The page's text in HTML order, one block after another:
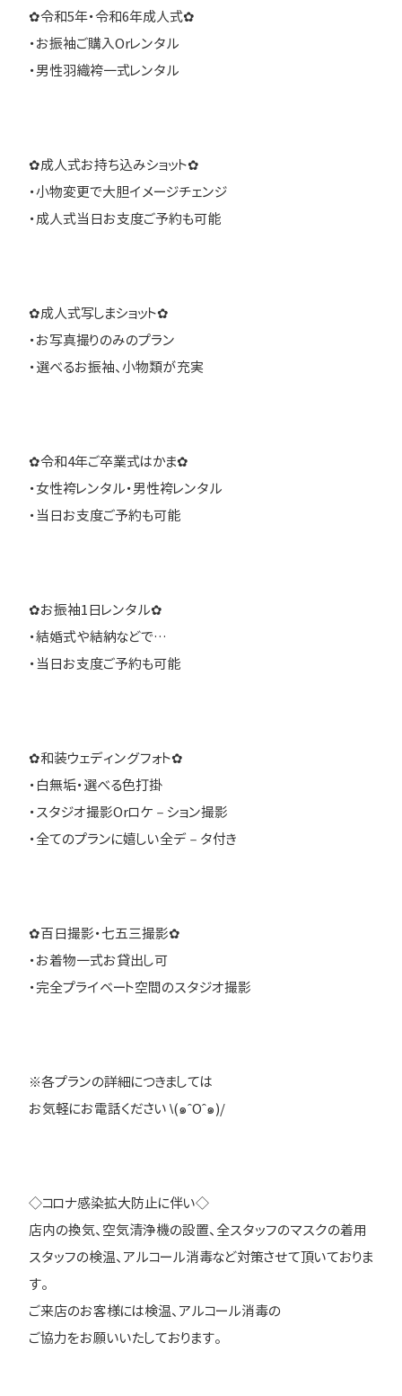
✿令和5年・令和6年成人式✿
・お振袖ご購入Orレンタル
・男性羽織袴一式レンタル
✿成人式お持ち込みショット✿
・小物変更で大胆イメージチェンジ
・成人式当日お支度ご予約も可能
✿成人式写しまショット✿
・お写真撮りのみのプラン
・選べるお振袖、小物類が充実
✿令和4年ご卒業式はかま✿
・女性袴レンタル・男性袴レンタル
・当日お支度ご予約も可能
✿お振袖1日レンタル✿
・結婚式や結納などで…
・当日お支度ご予約も可能
✿和装ウェディングフォト✿
・白無垢・選べる色打掛
・スタジオ撮影Orロケ－ション撮影
・全てのプランに嬉しい全デ－タ付き
✿百日撮影・七五三撮影✿
・お着物一式お貸出し可
・完全プライベート空間のスタジオ撮影
※各プランの詳細につきましては
お気軽にお電話ください \(๑ˆOˆ๑)/
◇コロナ感染拡大防止に伴い◇
店内の換気、空気清浄機の設置、全スタッフのマスクの着用
スタッフの検温、アルコール消毒など対策させて頂いておりま
す。
ご来店のお客様には検温、アルコール消毒の
ご協力をお願いいたしております。